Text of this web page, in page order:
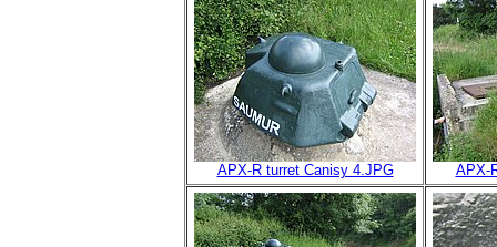
APX-R turret Canisy 4.JPG APX-